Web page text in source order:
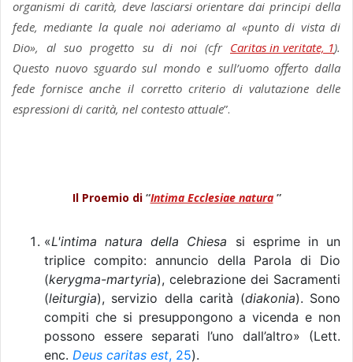
organismi di carità, deve lasciarsi orientare dai principi della
fede, mediante la quale noi aderiamo al «punto di vista di
Dio», al suo progetto su di noi (cfr Caritas in veritate, 1).
Questo nuovo sguardo sul mondo e sull’uomo offerto dalla
fede fornisce anche il corretto criterio di valutazione delle
espressioni di carità, nel contesto attuale”.
Il Proemio di “Intima Ecclesiae natura”
«L'intima natura della Chiesa si esprime in un
triplice compito: annuncio della Parola di Dio
(kerygma-martyria), celebrazione dei Sacramenti
(leiturgia), servizio della carità (diakonia). Sono
compiti che si presuppongono a vicenda e non
possono essere separati l’uno dall’altro» (Lett.
enc. Deus caritas est, 25).